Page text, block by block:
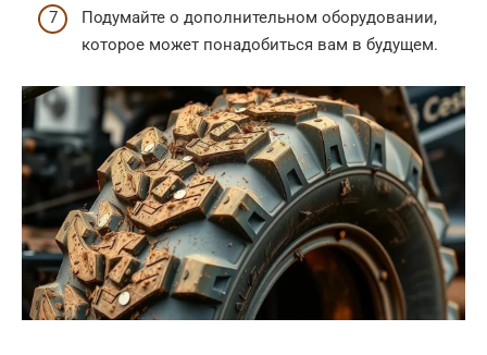
Подумайте о дополнительном оборудовании,
которое может понадобиться вам в будущем.